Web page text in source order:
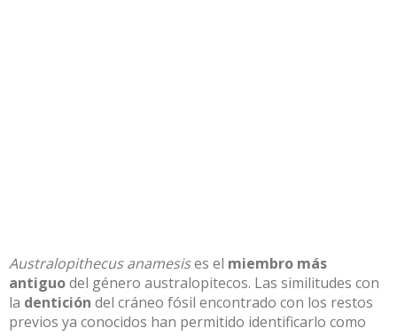
Australopithecus anamesises el miembro más
antiguodel género australopitecos. Las similitudes con
la dentición del cráneo fósil encontrado con los restos
previos ya conocidos han permitido identificarlo como